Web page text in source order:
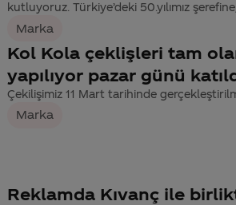
kutluyoruz. Türkiye’deki 50.yılımız
Marka
Kol Kola çeklişleri tam
yapılıyor pazar günü
Çekilişimiz 11 Mart tarihinde
Marka
Reklamda Kıvanç ile